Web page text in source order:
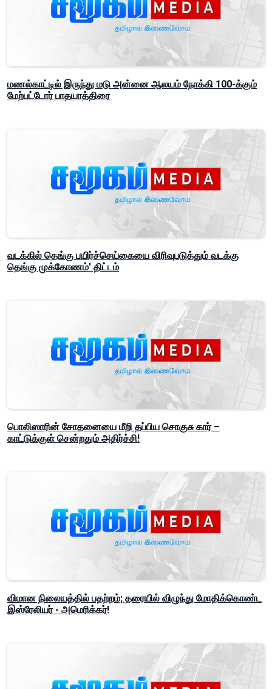
மணல்காட்டில் இருந்து மடு அன்னை ஆலயம் நோக்கி 100-க்கும்
மேற்பட்டோர் பாதயாத்திரை
வடக்கில் தெங்கு பயிர்ச்செய்கையை விரிவுபடுத்தும் வடக்கு
தெங்கு முக்கோணம்’ திட்டம்
பொலிஸாரின் சோதனையை மீறி தப்பிய சொகுசு கார் –
காட்டுக்குள் சென்றதும் அதிர்ச்சி!
விமான நிலையத்தில் பதற்றம்; தரையில் விழுந்து மோதிக்கொண்ட
இஸ்ரேலியர் - அமெரிக்கர்!